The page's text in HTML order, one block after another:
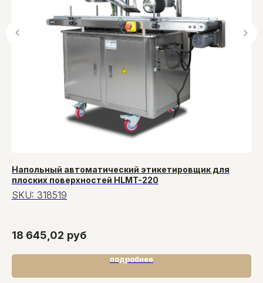
Напольный автоматический этикетировщик для
плоских поверхностей HLMT-220
SKU: 318519
18 645,02 руб
подробнее